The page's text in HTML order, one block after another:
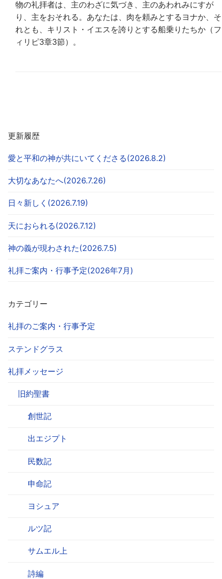
物の礼拝者は、主のわざに気づき、主のあわれみにすが
り、主をおそれる。あなたは、肉を頼みとするヨナか、そ
れとも、キリスト・イエスを誇りとする船乗りたちか（フ
ィリピ3章3節）。
更新履歴
愛と平和の神が共にいてくださる(2026.8.2)
大切なあなたへ(2026.7.26)
日々新しく(2026.7.19)
天におられる(2026.7.12)
神の義が現わされた(2026.7.5)
礼拝ご案内・行事予定(2026年7月)
カテゴリー
礼拝のご案内・行事予定
ステンドグラス
礼拝メッセージ
旧約聖書
創世記
出エジプト
民数記
申命記
ヨシュア
ルツ記
サムエル上
詩編